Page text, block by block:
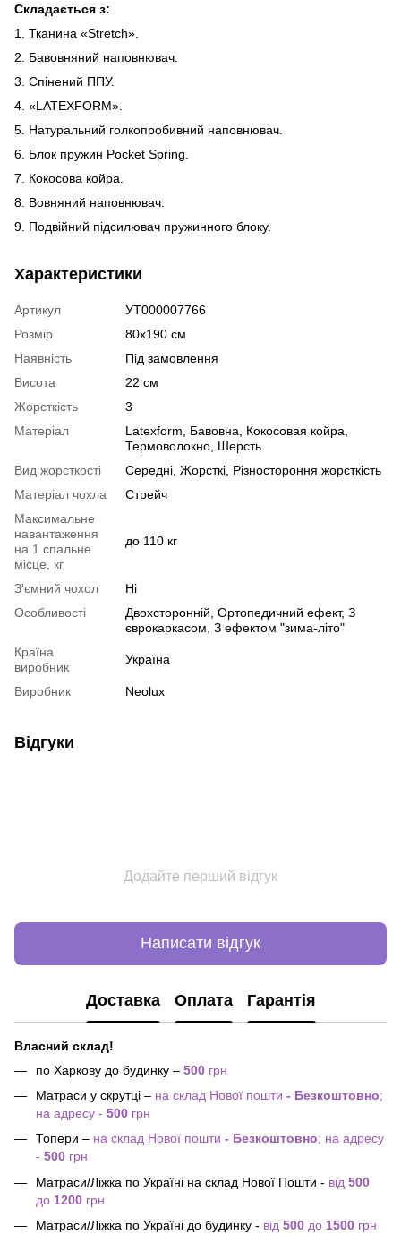
Складається з:
1. Тканина «Stretch».
2. Бавовняний наповнювач.
3. Спінений ППУ.
4. «LATEXFORM».
5. Натуральний голкопробивний наповнювач.
6. Блок пружин Pocket Spring.
7. Кокосова койра.
8. Вовняний наповнювач.
9. Подвійний підсилювач пружинного блоку.
Характеристики
Артикул
УТ000007766
Розмір
80х190 см
Наявність
Під замовлення
Висота
22 см
Жорсткість
3
Матеріал
Latexform Бавовна Кокосовая койра
Термоволокно Шерсть
Вид жорсткості
Середні Жорсткі Різностороння жорсткість
Матеріал чохла
Стрейч
Максимальне
навантаження
на 1 спальне
місце, кг
до 110 кг
З'ємний чохол
Ні
Особливості
Двохсторонній Ортопедичний ефект, З
єврокаркасом З ефектом "зима-літо"
Країна
виробник
Україна
Виробник Neolux
Відгуки
Додайте перший відгук
Написати відгук
Доставка Оплата Гарантія
Власний склад!
по Харкову до будинку – 500 грн
Матраси у скрутці – на склад Нової пошти - Безкоштовно;
на адресу - 500 грн
Топери – на склад Нової пошти - Безкоштовно; на адресу
- 500 грн
Матраси/Ліжка по Україні на склад Нової Пошти - від 500
до 1200 грн
Матраси/Ліжка по Україні до будинку - від 500 до 1500 грн